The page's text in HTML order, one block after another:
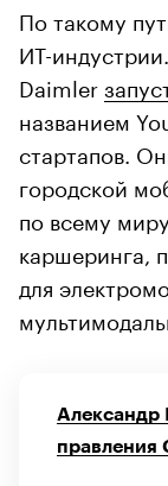
По такому
ИТ-
Daimler
названием
стартапов.
городской
по всему
каршеринга,
для
Александр
правления